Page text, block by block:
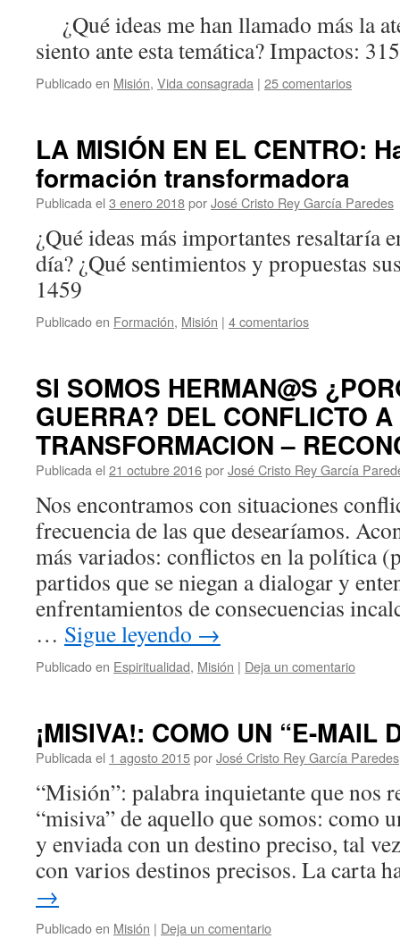
¿Qué ideas me han llamado más la
siento ante esta temática? Impactos:
Publicado en Misión, Vida consagrada | 25 comentarios
LA MISIÓN EN EL CENTRO:
formación transformadora
Publicada el 3 enero 2018porJosé Cristo Rey García Paredes
¿Qué ideas más importantes resaltaría
día? ¿Qué sentimientos y propuestas
1459
Publicado en Formación, Misión | 4 comentarios
SI SOMOS HERMAN@S
GUERRA? DEL CONFLICTO
TRANSFORMACION –
Publicada el 21 octubre 2016porJosé Cristo Rey García
Nos encontramos con situaciones
frecuencia de las que desearíamos.
más variados: conflictos en la política
partidos que se niegan a dialogar y
enfrentamientos de consecuencias
… Sigue leyendo →
Publicado en Espiritualidad, Misión | Deja un comentario
¡MISIVA!: COMO UN “E-MAIL
Publicada el 1 agosto 2015porJosé Cristo Rey García Paredes
“Misión”: palabra inquietante que nos
“misiva” de aquello que somos: como
y enviada con un destino preciso, tal
con varios destinos precisos. La carta
→
Publicado en Misión | Deja un comentario